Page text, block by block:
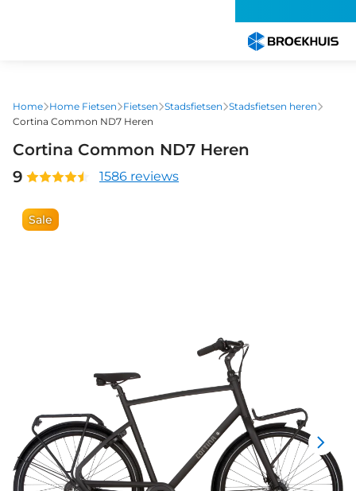
gaan
Home Home Fietsen Fietsen Stadsfietsen Stadsfietsen heren
Cortina Common ND7 Heren
Cortina Common ND7 Heren
9
1586 reviews
Sale